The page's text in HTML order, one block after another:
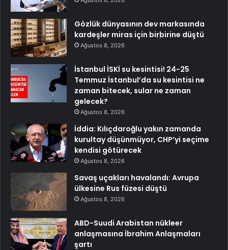
Gözlük dünyasının dev markasında
kardeşler miras için birbirine düştü
Ağustos 8, 2026
İstanbul İSKİ su kesintisi! 24-25
Temmuz İstanbul’da su kesintisi ne
zaman bitecek, sular ne zaman
gelecek?
Ağustos 8, 2026
İddia: Kılıçdaroğlu yakın zamanda
kurultay düşünmüyor, CHP’yi seçime
kendisi götürecek
Ağustos 8, 2026
Savaş uçakları havalandı: Avrupa
ülkesine Rus füzesi düştü
Ağustos 8, 2026
ABD-Suudi Arabistan nükleer
anlaşmasına İbrahim Anlaşmaları
şartı